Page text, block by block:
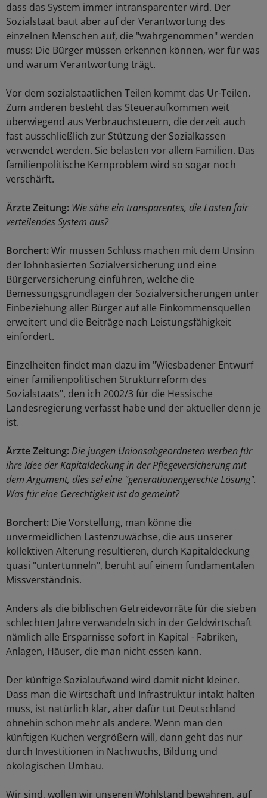
dass das System immer intransparenter wird. Der
Sozialstaat baut aber auf der Verantwortung des
einzelnen Menschen auf, die "wahrgenommen" werden
muss: Die Bürger müssen erkennen können, wer für was
und warum Verantwortung trägt.
Vor dem sozialstaatlichen Teilen kommt das Ur-Teilen.
Zum anderen besteht das Steueraufkommen weit
überwiegend aus Verbrauchsteuern, die derzeit auch
fast ausschließlich zur Stützung der Sozialkassen
verwendet werden. Sie belasten vor allem Familien. Das
familienpolitische Kernproblem wird so sogar noch
verschärft.
Ärzte Zeitung: Wie sähe ein transparentes, die Lasten fair
verteilendes System aus?
Borchert:Wir müssen Schluss machen mit dem Unsinn
der lohnbasierten Sozialversicherung und eine
Bürgerversicherung einführen, welche die
Bemessungsgrundlagen der Sozialversicherungen unter
Einbeziehung aller Bürger auf alle Einkommensquellen
erweitert und die Beiträge nach Leistungsfähigkeit
einfordert.
Einzelheiten findet man dazu im "Wiesbadener Entwurf
einer familienpolitischen Strukturreform des
Sozialstaats", den ich 2002/3 für die Hessische
Landesregierung verfasst habe und der aktueller denn je
ist.
Ärzte Zeitung:Die jungen Unionsabgeordneten werben für
ihre Idee der Kapitaldeckung in der Pflegeversicherung mit
dem Argument, dies sei eine "generationengerechte Lösung".
Was für eine Gerechtigkeit ist da gemeint?
Borchert: Die Vorstellung, man könne die
unvermeidlichen Lastenzuwächse, die aus unserer
kollektiven Alterung resultieren, durch Kapitaldeckung
quasi "untertunneln", beruht auf einem fundamentalen
Missverständnis.
Anders als die biblischen Getreidevorräte für die sieben
schlechten Jahre verwandeln sich in der Geldwirtschaft
nämlich alle Ersparnisse sofort in Kapital - Fabriken,
Anlagen, Häuser, die man nicht essen kann.
Der künftige Sozialaufwand wird damit nicht kleiner.
Dass man die Wirtschaft und Infrastruktur intakt halten
muss, ist natürlich klar, aber dafür tut Deutschland
ohnehin schon mehr als andere. Wenn man den
künftigen Kuchen vergrößern will, dann geht das nur
durch Investitionen in Nachwuchs, Bildung und
ökologischen Umbau.
Wir sind, wollen wir unseren Wohlstand bewahren, auf